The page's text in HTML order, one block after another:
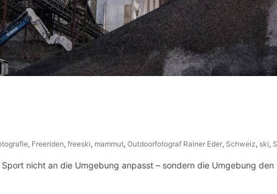
, Freeriden, freeski, mammut, Outdoorfotograf Rainer Eder, Schweiz, ski,
nicht an die Umgebung anpasst – sondern die Umgebung den